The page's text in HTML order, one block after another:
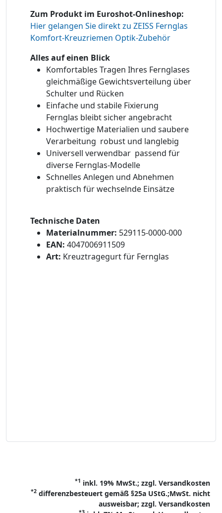
Zum Produkt im Euroshot-Onlineshop:
Hier gelangen Sie direkt zu ZEISS Fernglas
Komfort-Kreuzriemen​ Optik-Zubehör
Alles auf einen Blick
Komfortables Tragen Ihres Fernglases 
gleichmäßige Gewichtsverteilung über
Schulter und Rücken
Einfache und stabile Fixierung 
Fernglas bleibt sicher angebracht
Hochwertige Materialien und saubere
Verarbeitung  robust und langlebig
Universell verwendbar  passend für
diverse Fernglas-Modelle
Schnelles Anlegen und Abnehmen 
praktisch für wechselnde Einsätze
Technische Daten
Materialnummer: 529115-0000-000
EAN: 4047006911509
Art: Kreuztragegurt für Fernglas
*1 inkl. 19% MwSt.; zzgl. Versandkosten
*2 differenzbesteuert gemäß §25a UStG.;MwSt. nicht
ausweisbar; zzgl. Versandkosten